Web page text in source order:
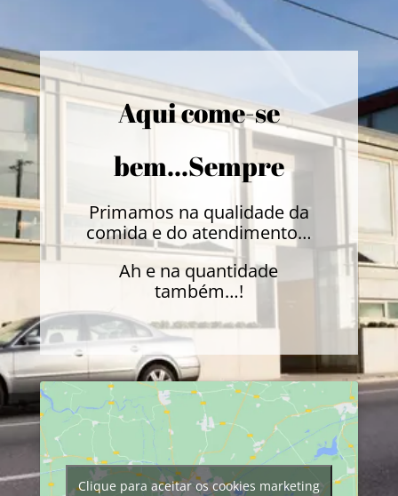
Aqui come-se
bem...Sempre
Primamos na qualidade da
comida e do atendimento…
Ah e na quantidade
também…!
Clique para aceitar os cookies marketing